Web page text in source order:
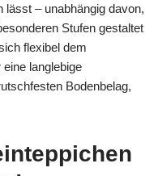
lässt – unabhängig davon,
Stufen gestaltet
flexibel dem
langlebige
Bodenbelag,